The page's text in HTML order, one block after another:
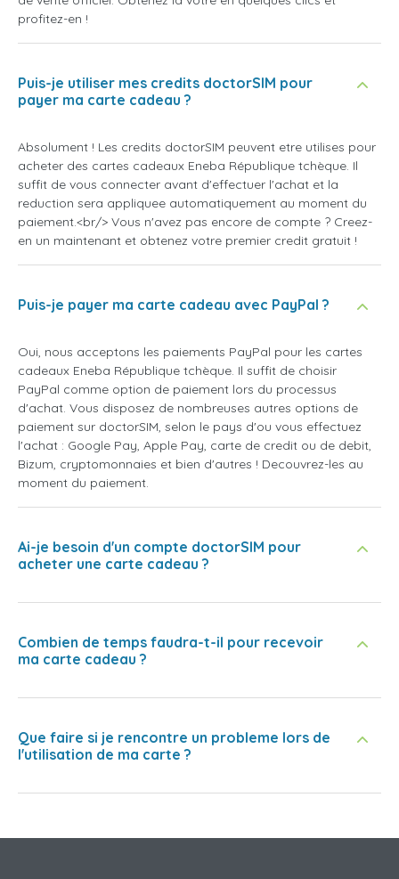
profitez-en !
Puis-je utiliser mes credits doctorSIM pour
payer ma carte cadeau ?
Absolument ! Les credits doctorSIM peuvent etre utilises pour
acheter des cartes cadeaux Eneba République tchèque. Il
suffit de vous connecter avant d'effectuer l'achat et la
reduction sera appliquee automatiquement au moment du
paiement.<br/> Vous n'avez pas encore de compte ? Creez-
en un maintenant et obtenez votre premier credit gratuit !
Puis-je payer ma carte cadeau avec PayPal ?
Oui, nous acceptons les paiements PayPal pour les cartes
cadeaux Eneba République tchèque. Il suffit de choisir
PayPal comme option de paiement lors du processus
d'achat. Vous disposez de nombreuses autres options de
paiement sur doctorSIM, selon le pays d'ou vous effectuez
l'achat : Google Pay, Apple Pay, carte de credit ou de debit,
Bizum, cryptomonnaies et bien d'autres ! Decouvrez-les au
moment du paiement.
Ai-je besoin d'un compte doctorSIM pour
acheter une carte cadeau ?
Combien de temps faudra-t-il pour recevoir
ma carte cadeau ?
Que faire si je rencontre un probleme lors de
l'utilisation de ma carte ?